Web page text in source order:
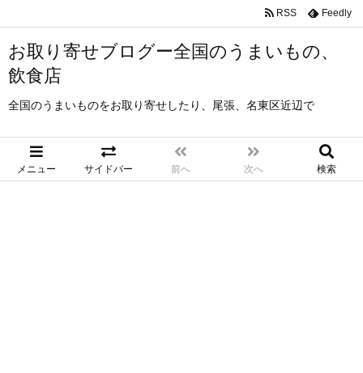
お取り寄せブログー全国のうまいもの、
飲食店
全国のうまいものをお取り寄せしたり、尾張、名東区近辺で
メニュー サイドバー 前へ 次へ 検索
RSS Feedly